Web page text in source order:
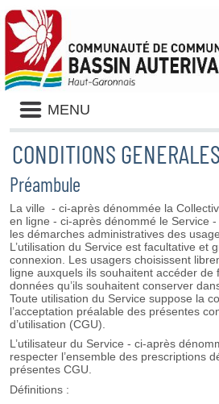
Liste
des
avertissements
MENU
CONDITIONS
Préambule
La ville - ci-après dénommée la
en ligne - ci-après dénommé le Service
les démarches administratives des
L’utilisation du Service est facultative et
connexion. Les usagers choisissent
ligne auxquels ils souhaitent accéder de
données qu’ils souhaitent conserver
Toute utilisation du Service suppose la
l’acceptation préalable des présentes
d’utilisation (CGU).
L’utilisateur du Service - ci-après
respecter l’ensemble des prescriptions
présentes CGU.
Définitions :